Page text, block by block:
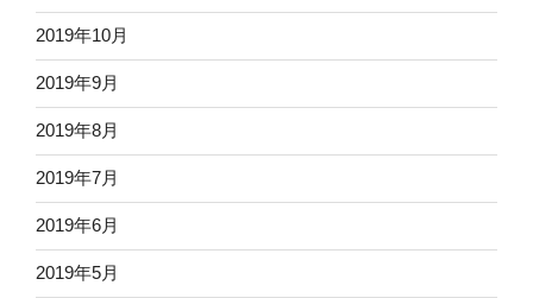
2019年10月
2019年9月
2019年8月
2019年7月
2019年6月
2019年5月